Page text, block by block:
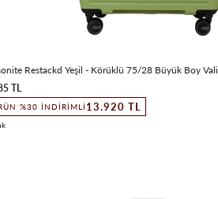
Restackd Yeşil - Körüklü 75/28 Büyük Boy
TL
%30 İNDIRIMLI 13.920 TL